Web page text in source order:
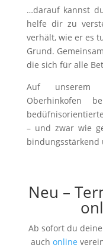
…darauf kannst
helfe dir zu
verhält, wie er es
Grund.
die sich für alle
Auf unserem
Oberhinkofen
– und zwar wie
bindungsstärkend
Neu –
Ab sofort du
auch online